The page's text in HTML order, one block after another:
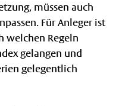
müssen auch
Für Anleger ist
welchen Regeln
gelangen und
gelegentlich